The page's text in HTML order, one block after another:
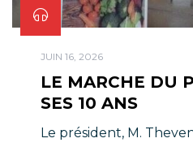
JUIN 16, 2026
LE MARCHE DU
SES 10 ANS
Le président, M.